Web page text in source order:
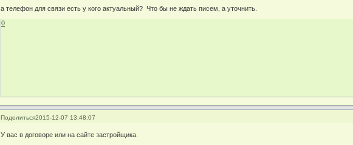
а телефон для связи есть у кого актуальный? Что бы не ждать писем, а уточнить.
0
Поделиться2015-12-07 13:48:07
У вас в договоре или на сайте застройщика.